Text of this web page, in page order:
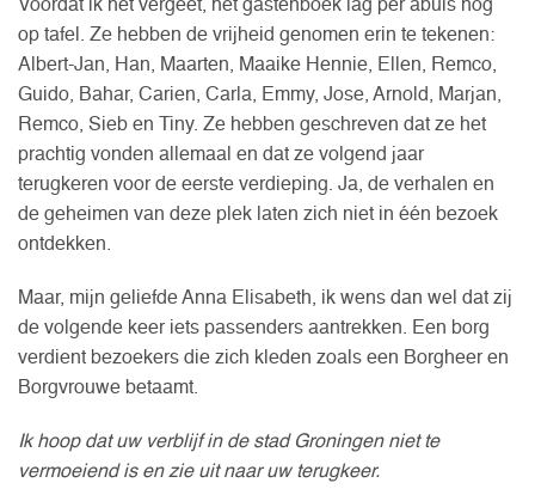
Voordat ik het vergeet, het gastenboek lag per abuis nog
op tafel. Ze hebben de vrijheid genomen erin te tekenen:
Albert-Jan, Han, Maarten, Maaike Hennie, Ellen, Remco,
Guido, Bahar, Carien, Carla, Emmy, Jose, Arnold, Marjan,
Remco, Sieb en Tiny. Ze hebben geschreven dat ze het
prachtig vonden allemaal en dat ze volgend jaar
terugkeren voor de eerste verdieping. Ja, de verhalen en
de geheimen van deze plek laten zich niet in één bezoek
ontdekken.
Maar, mijn geliefde Anna Elisabeth, ik wens dan wel dat zij
de volgende keer iets passenders aantrekken. Een borg
verdient bezoekers die zich kleden zoals een Borgheer en
Borgvrouwe betaamt.
Ik hoop dat uw verblijf in de stad Groningen niet te
vermoeiend is en zie uit naar uw terugkeer.